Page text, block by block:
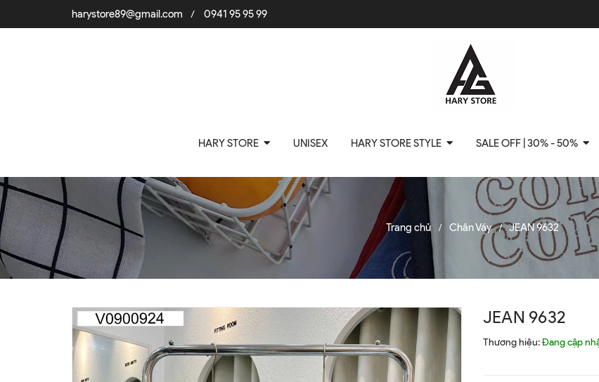
harystore89@gmail.com / 0941 95 95 99
HARY STORE UNISEX HARY STORE STYLE SALE OFF | 30% - 50%
Trang chủ / Chân Váy / JEAN 9632
JEAN 9632
Thương hiệu:Đang cập